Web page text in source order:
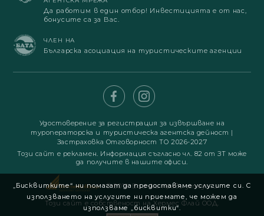
Да работим в един отбор! Инвестицията е от нас,
бонусите са за Вас.
ЧЛЕН НА
Българска асоциация на туристическите агенции
Удостоверение за регистрация за извършване на
туроператорска и туристическа агентска дейност |
Застраховка Отговорност ТО 2026-2027
Този сайт е рекламен. Информация съгласно чл. 82 от ЗТ може
да получите в нашите офиси.
© 2019. Всички права запазени
Този сайт е собственост на Хермес Флай ООД.
„Бисквитките“ ни помагат да предоставяме услугите си. С
използването на услугите ни приемате, че можем да
използваме „бисквитки“.